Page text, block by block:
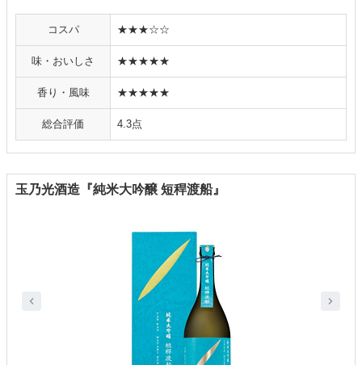
コスパ ★★★☆☆
味・おいしさ ★★★★★
香り・風味 ★★★★★
総合評価 4.3点
玉乃光酒造『純米大吟醸 短稈渡船』